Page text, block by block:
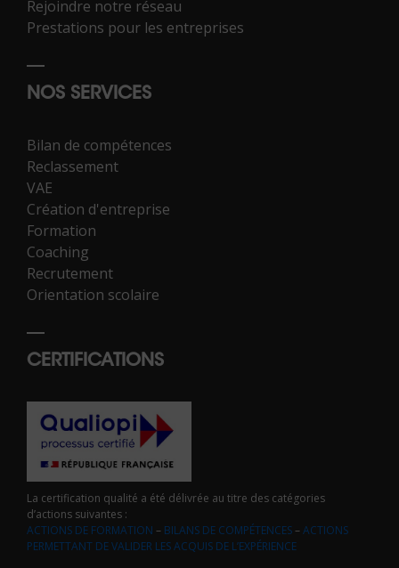
Rejoindre notre réseau
Prestations pour les entreprises
NOS SERVICES
Bilan de compétences
Reclassement
VAE
Création d'entreprise
Formation
Coaching
Recrutement
Orientation scolaire
CERTIFICATIONS
La certification qualité a été délivrée au titre des catégories
d’actions suivantes :
ACTIONS DE FORMATION – BILANS DE COMPÉTENCES–ACTIONS
PERMETTANT DE VALIDER LES ACQUIS DE L’EXPÉRIENCE